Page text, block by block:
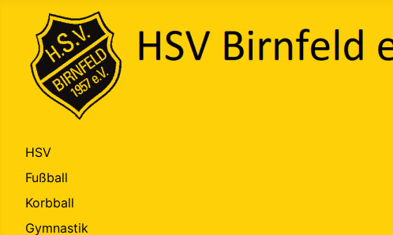
HSV
Fußball
Korbball
Gymnastik